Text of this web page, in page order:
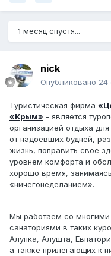
1 месяц спустя...
nick
Опубликовано 24
Туристическая фирма
«Крым» - является
организацией отдыха
от надоевших будней,
жизнь, поправить своё
уровнем комфорта и
хорошо время,
«ничегонеделанием».
Мы работаем со многими
санаториями в таких
Алупка, Алушта,
а также прилегающих к